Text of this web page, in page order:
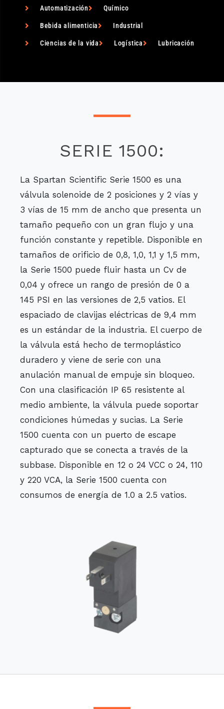
Automatización Químico
Bebida alimenticia Industrial
Ciencias de la vida Logística Lubricación
SERIE 1500:
La Spartan Scientific Serie 1500 es una
válvula solenoide de 2 posiciones y 2 vías y
3 vías de 15 mm de ancho que presenta un
tamaño pequeño con un gran flujo y una
función constante y repetible. Disponible en
tamaños de orificio de 0,8, 1,0, 1,1 y 1,5 mm,
la Serie 1500 puede fluir hasta un Cv de
0,04 y ofrece un rango de presión de 0 a
145 PSI en las versiones de 2,5 vatios. El
espaciado de clavijas eléctricas de 9,4 mm
es un estándar de la industria. El cuerpo de
la válvula está hecho de termoplástico
duradero y viene de serie con una
anulación manual de empuje sin bloqueo.
Con una clasificación IP 65 resistente al
medio ambiente, la válvula puede soportar
condiciones húmedas y sucias. La Serie
1500 cuenta con un puerto de escape
capturado que se conecta a través de la
subbase. Disponible en 12 o 24 VCC o 24, 110
y 220 VCA, la Serie 1500 cuenta con
consumos de energía de 1.0 a 2.5 vatios.